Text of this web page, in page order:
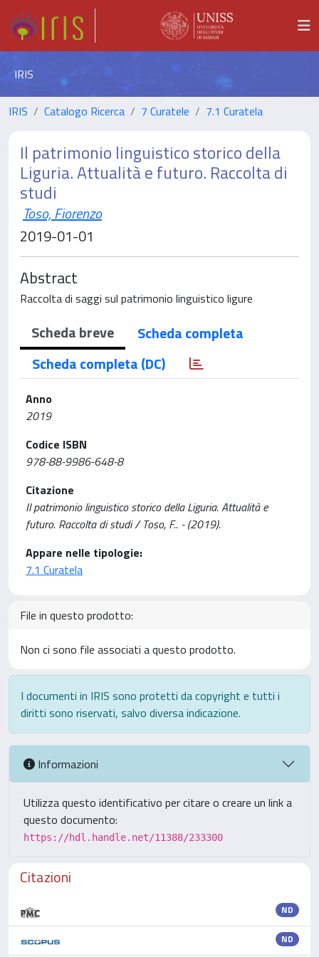
IRIS
IRIS Catalogo Ricerca 7 Curatele 7.1 Curatela
Il patrimonio linguistico storico della
Liguria. Attualità e futuro. Raccolta di
studi
Toso, Fiorenzo
2019-01-01
Abstract
Raccolta di saggi sul patrimonio linguistico ligure
Scheda breve
Scheda completa
Scheda completa (DC)
Anno
2019
Codice ISBN
978-88-9986-648-8
Citazione
Il patrimonio linguistico storico della Liguria. Attualità e
futuro. Raccolta di studi / Toso, F.. - (2019).
Appare nelle tipologie:
7.1 Curatela
File in questo prodotto:
Non ci sono file associati a questo prodotto.
I documenti in IRIS sono protetti da copyright e tutti i
diritti sono riservati, salvo diversa indicazione.
Informazioni
Utilizza questo identificativo per citare o creare un link a
questo documento:
https://hdl.handle.net/11388/233300
Citazioni
ND
ND